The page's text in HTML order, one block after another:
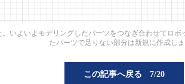
いよいよモデリングしたパーツをつなぎ合わせてロ
たパーツで足りない部分は新規に作成しま
この記事へ戻る 7/20